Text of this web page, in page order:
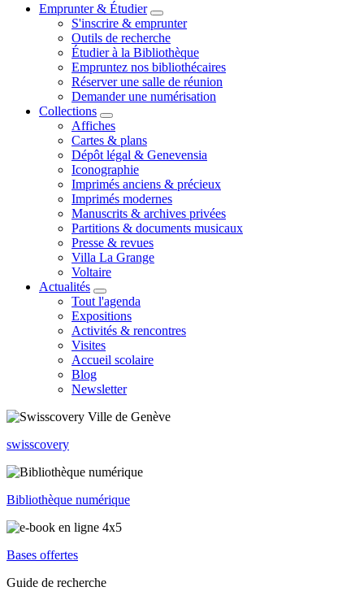
Emprunter & Étudier
S'inscrire & emprunter
Outils de recherche
Étudier à la Bibliothèque
Empruntez nos bibliothécaires
Réserver une salle de réunion
Demander une numérisation
Collections
Affiches
Cartes & plans
Dépôt légal & Genevensia
Iconographie
Imprimés anciens & précieux
Imprimés modernes
Manuscrits & archives privées
Partitions & documents musicaux
Presse & revues
Villa La Grange
Voltaire
Actualités
Tout l'agenda
Expositions
Activités & rencontres
Visites
Accueil scolaire
Blog
Newsletter
swisscovery
Bibliothèque numérique
Bases offertes
Guide de recherche